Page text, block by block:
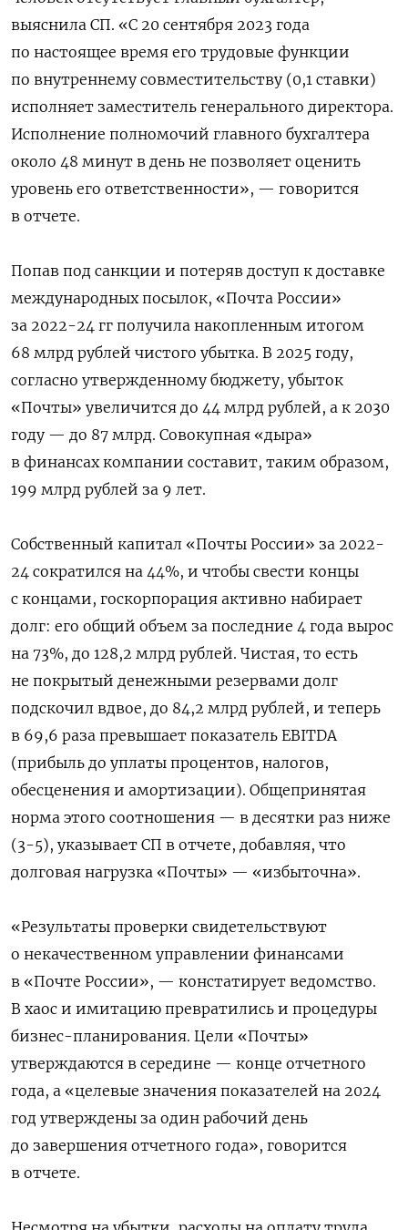
выяснила СП. «С 20 сентября 2023 года
по настоящее время его трудовые функции
по внутреннему совместительству (0,1 ставки)
исполняет заместитель генерального директора.
Исполнение полномочий главного бухгалтера
около 48 минут в день не позволяет оценить
уровень его ответственности», — говорится
в отчете.
Попав под санкции и потеряв доступ к доставке
международных посылок, «Почта России»
за 2022-24 гг получила накопленным итогом
68 млрд рублей чистого убытка. В 2025 году,
согласно утвержденному бюджету, убыток
«Почты» увеличится до 44 млрд рублей, а к 2030
году — до 87 млрд. Совокупная «дыра»
в финансах компании составит, таким образом,
199 млрд рублей за 9 лет.
Собственный капитал «Почты России» за 2022-
24 сократился на 44%, и чтобы свести концы
с концами, госкорпорация активно набирает
долг: его общий объем за последние 4 года вырос
на 73%, до 128,2 млрд рублей. Чистая, то есть
не покрытый денежными резервами долг
подскочил вдвое, до 84,2 млрд рублей, и теперь
в 69,6 раза превышает показатель EBITDA
(прибыль до уплаты процентов, налогов,
обесценения и амортизации). Общепринятая
норма этого соотношения — в десятки раз ниже
(3-5), указывает СП в отчете, добавляя, что
долговая нагрузка «Почты» — «избыточна».
«Результаты проверки свидетельствуют
о некачественном управлении финансами
в «Почте России», — констатирует ведомство.
В хаос и имитацию превратились и процедуры
бизнес-планирования. Цели «Почты»
утверждаются в середине — конце отчетного
года, а «целевые значения показателей на 2024
год утверждены за один рабочий день
до завершения отчетного года», говорится
в отчете.